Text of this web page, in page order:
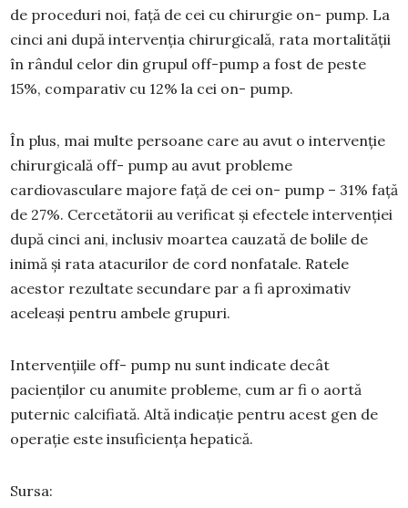
de proceduri noi, față de cei cu chirurgie on- pump. La
cinci ani după intervenția chirurgicală, rata mortalității
în rândul celor din grupul off-pump a fost de peste
15%, comparativ cu 12% la cei on- pump.
În plus, mai multe persoane care au avut o intervenție
chirurgicală off- pump au avut probleme
cardiovasculare majore față de cei on- pump – 31% față
de 27%. Cercetătorii au verificat și efectele intervenției
după cinci ani, inclusiv moartea cauzată de bolile de
inimă și rata atacurilor de cord nonfatale. Ratele
acestor rezultate secundare par a fi aproximativ
aceleași pentru ambele grupuri.
Intervențiile off- pump nu sunt indicate decât
pacienților cu anumite probleme, cum ar fi o aortă
puternic calcifiată. Altă indicație pentru acest gen de
operație este insuficiența hepatică.
Sursa: